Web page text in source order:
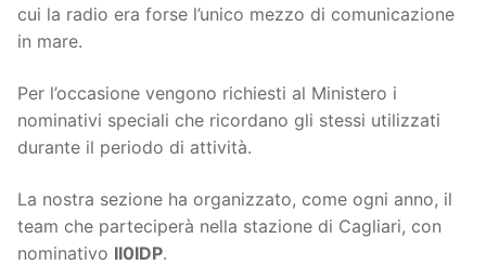
cui la radio era forse l’unico mezzo di comunicazione
in mare.
Per l’occasione vengono richiesti al Ministero i
nominativi speciali che ricordano gli stessi utilizzati
durante il periodo di attività.
La nostra sezione ha organizzato, come ogni anno, il
team che parteciperà nella stazione di Cagliari, con
nominativo II0IDP.